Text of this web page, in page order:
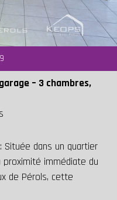
– 3 chambres,
: Située dans un quartier
immédiate du
de Pérols, cette